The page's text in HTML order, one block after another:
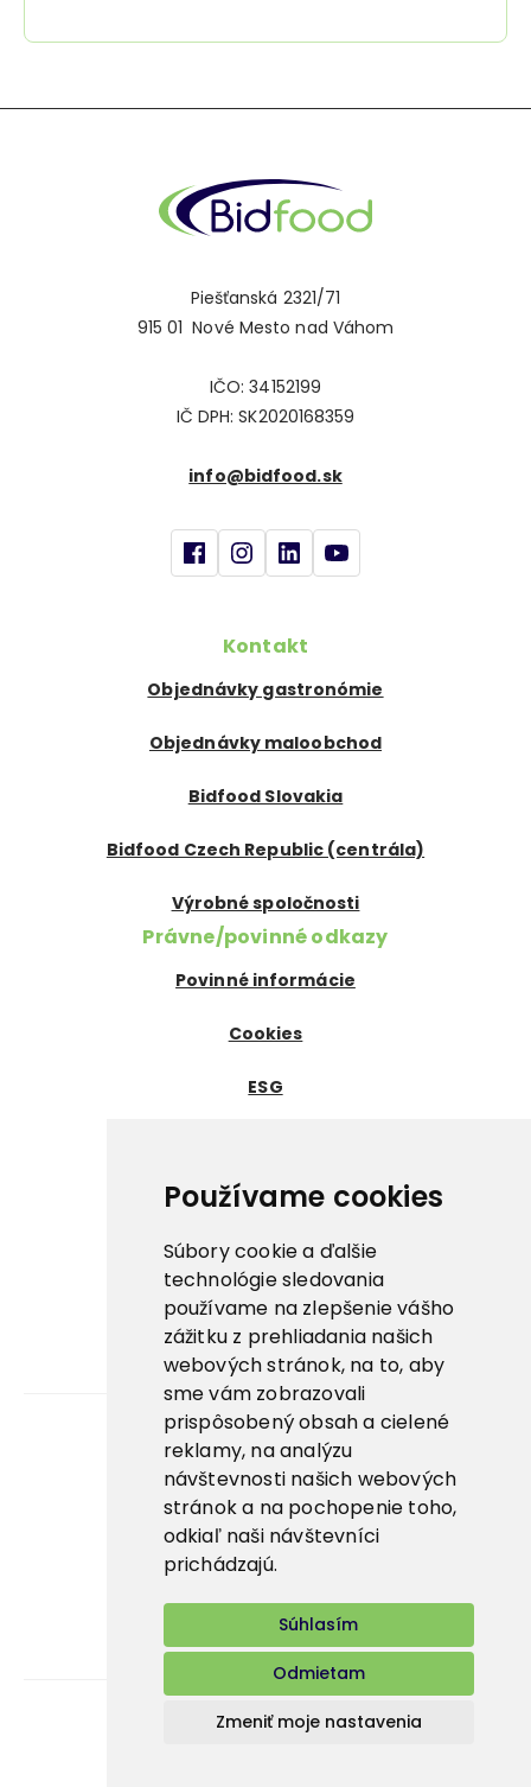
Používame cookies
Súbory cookie a ďalšie
technológie sledovania
používame na zlepšenie vášho
zážitku z prehliadania našich
webových stránok, na to, aby
sme vám zobrazovali
prispôsobený obsah a cielené
reklamy, na analýzu
návštevnosti našich webových
stránok a na pochopenie toho,
odkiaľ naši návštevníci
prichádzajú.
Súhlasím
Odmietam
Zmeniť moje nastavenia
Piešťanská 2321/71
915 01 Nové Mesto nad Váhom
IČO: 34152199
IČ DPH: SK2020168359
info@bidfood.sk
Kontakt
Objednávky gastronómie
Objednávky maloobchod
Bidfood Slovakia
Bidfood Czech Republic (centrála)
Výrobné spoločnosti
Právne/povinné odkazy
Povinné informácie
Cookies
ESG
Prima zmrzlina ↗
Pegas Premium ↗
La Panna ↗
Kariéra
Aplikácie
E-shop